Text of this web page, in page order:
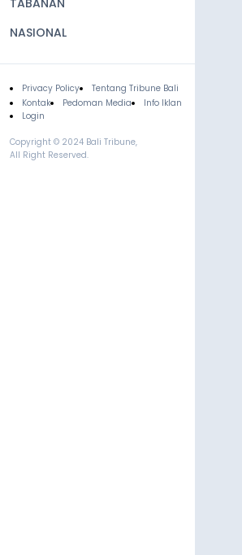
TABANAN
NASIONAL
Footer
Privacy Policy
Tentang Tribune Bali
Kontak
Pedoman Media
Info Iklan
Login
Copyright © 2024 Bali Tribune,
All Right Reserved.